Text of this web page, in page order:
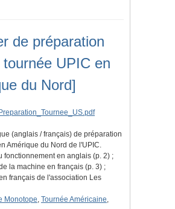
de préparation
tournée UPIC en
du Nord]
(anglais / français) de préparation
Amérique du Nord de l'UPIC.
fonctionnement en anglais (p. 2) ;
la machine en français (p. 3) ;
français de l'association Les
Monotope, Tournée Américaine,